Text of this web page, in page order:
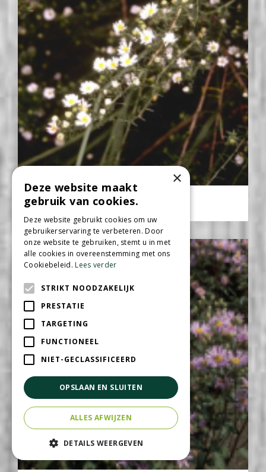
Aster
Aster vimineus
×
Deze website maakt
gebruik van cookies.
Deze website gebruikt cookies om uw
gebruikerservaring te verbeteren. Door
onze website te gebruiken, stemt u in met
alle cookies in overeenstemming met ons
Cookiebeleid.Lees verder
STRIKT NOODZAKELIJK
PRESTATIE
TARGETING
FUNCTIONEEL
NIET-GECLASSIFICEERD
OPSLAAN EN SLUITEN
ALLES AFWIJZEN
DETAILS WEERGEVEN